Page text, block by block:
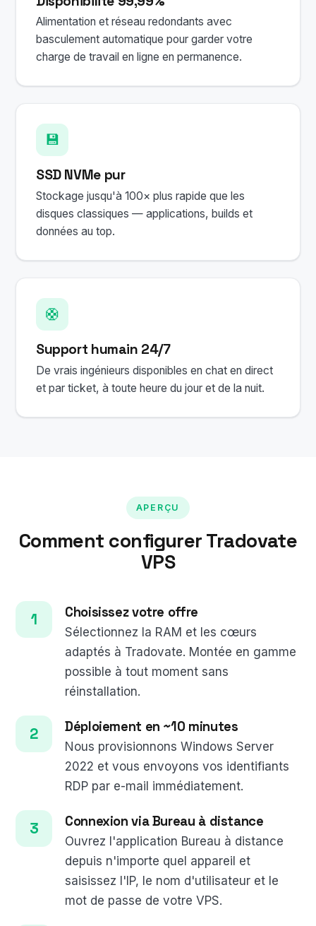
Alimentation et réseau redondants avec
basculement automatique pour garder votre
charge de travail en ligne en permanence.
💾
SSD NVMe pur
Stockage jusqu'à 100× plus rapide que les
disques classiques — applications, builds et
données au top.
🛟
Support humain 24/7
De vrais ingénieurs disponibles en chat en direct
et par ticket, à toute heure du jour et de la nuit.
APERÇU
Comment configurer Tradovate
VPS
Choisissez votre offre
Sélectionnez la RAM et les cœurs
adaptés à Tradovate. Montée en gamme
possible à tout moment sans
réinstallation.
Déploiement en ~10 minutes
Nous provisionnons Windows Server
2022 et vous envoyons vos identifiants
RDP par e-mail immédiatement.
Connexion via Bureau à distance
Ouvrez l'application Bureau à distance
depuis n'importe quel appareil et
saisissez l'IP, le nom d'utilisateur et le
mot de passe de votre VPS.